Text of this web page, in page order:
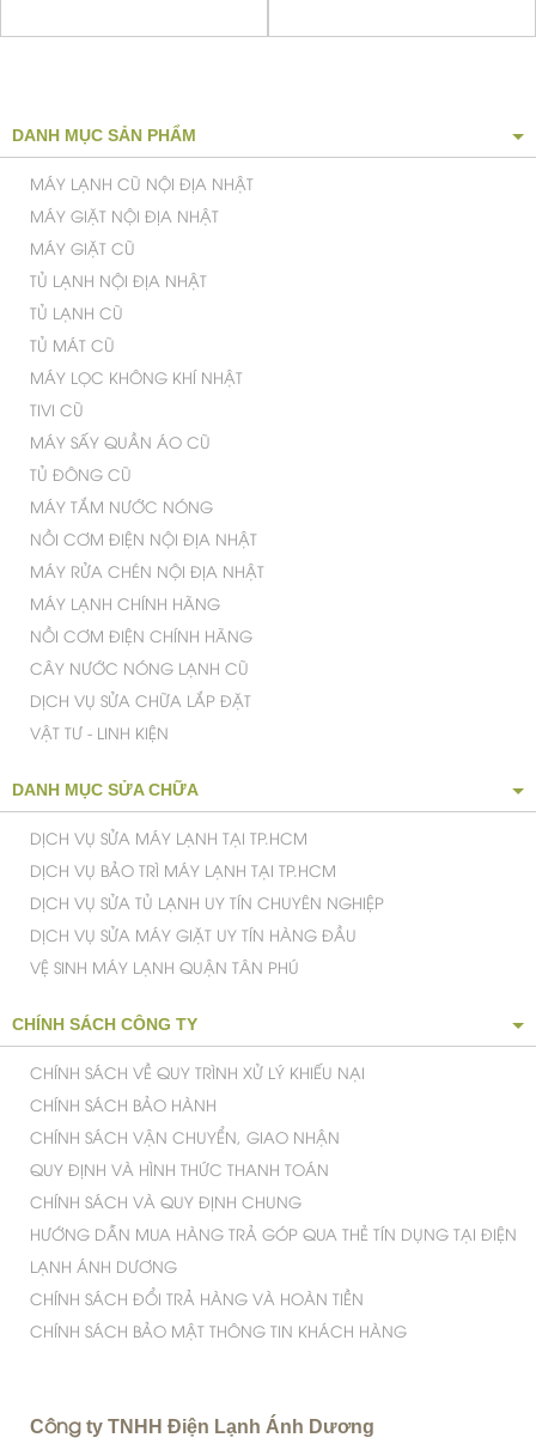
DANH MỤC SẢN PHẨM
MÁY LẠNH CŨ NỘI ĐỊA NHẬT
MÁY GIẶT NỘI ĐỊA NHẬT
MÁY GIẶT CŨ
TỦ LẠNH NỘI ĐỊA NHẬT
TỦ LẠNH CŨ
TỦ MÁT CŨ
MÁY LỌC KHÔNG KHÍ NHẬT
TIVI CŨ
MÁY SẤY QUẦN ÁO CŨ
TỦ ĐÔNG CŨ
MÁY TẮM NƯỚC NÓNG
NỒI CƠM ĐIỆN NỘI ĐỊA NHẬT
MÁY RỬA CHÉN NỘI ĐỊA NHẬT
MÁY LẠNH CHÍNH HÃNG
NỒI CƠM ĐIỆN CHÍNH HÃNG
CÂY NƯỚC NÓNG LẠNH CŨ
DỊCH VỤ SỬA CHỮA LẮP ĐẶT
VẬT TƯ - LINH KIỆN
DANH MỤC SỬA CHỮA
DỊCH VỤ SỬA MÁY LẠNH TẠI TP.HCM
DỊCH VỤ BẢO TRÌ MÁY LẠNH TẠI TP.HCM
DỊCH VỤ SỬA TỦ LẠNH UY TÍN CHUYÊN NGHIỆP
DỊCH VỤ SỬA MÁY GIẶT UY TÍN HÀNG ĐẦU
VỆ SINH MÁY LẠNH QUẬN TÂN PHÚ
CHÍNH SÁCH CÔNG TY
CHÍNH SÁCH VỀ QUY TRÌNH XỬ LÝ KHIẾU NẠI
CHÍNH SÁCH BẢO HÀNH
CHÍNH SÁCH VẬN CHUYỂN, GIAO NHẬN
QUY ĐỊNH VÀ HÌNH THỨC THANH TOÁN
CHÍNH SÁCH VÀ QUY ĐỊNH CHUNG
HƯỚNG DẪN MUA HÀNG TRẢ GÓP QUA THẺ TÍN DỤNG TẠI ĐIỆN
LẠNH ÁNH DƯƠNG
CHÍNH SÁCH ĐỔI TRẢ HÀNG VÀ HOÀN TIỀN
CHÍNH SÁCH BẢO MẬT THÔNG TIN KHÁCH HÀNG
Công ty TNHH Điện Lạnh Ánh Dương